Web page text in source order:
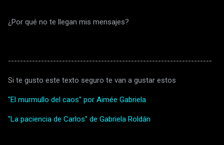
¿Por qué no te llegan mis mensajes?
--------------------------------------------------------------------
Si te gusto este texto seguro te van a gustar estos
"El murmullo del caos" por Aimée Gabriela
"La paciencia de Carlos" de Gabriela Roldán